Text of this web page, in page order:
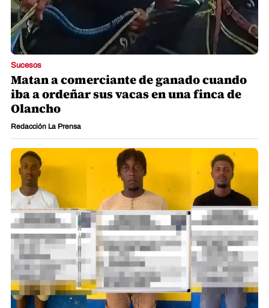
Sucesos
Matan a comerciante de ganado cuando
iba a ordeñar sus vacas en una finca de
Olancho
Redacción La Prensa